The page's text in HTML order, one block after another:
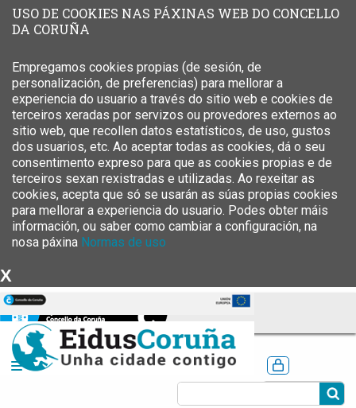
USO DE COOKIES NAS PÁXINAS WEB DO CONCELLO
DA CORUÑA
Empregamos cookies propias (de sesión, de
personalización, de preferencias) para mellorar a
experiencia do usuario a través do sitio web e cookies de
terceiros xeradas por servizos ou provedores externos ao
sitio web, que recollen datos estatísticos, de uso, gustos
dos usuarios, etc. Ao aceptar todas as cookies, dá o seu
consentimento expreso para que as cookies propias e de
terceiros sexan rexistradas e utilizadas. Ao rexeitar as
cookies, acepta que só se usarán as súas propias cookies
para mellorar a experiencia do usuario. Podes obter máis
información, ou saber como cambiar a configuración, na
nosa páxina Normas de uso
X
CASTELLANO